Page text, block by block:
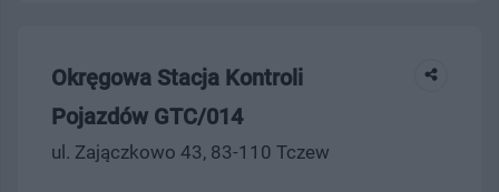
Okręgowa Stacja Kontroli
Pojazdów GTC/014
ul. Zajączkowo 43, 83-110 Tczew